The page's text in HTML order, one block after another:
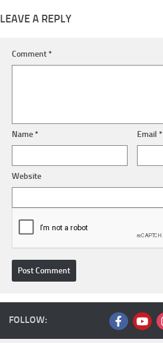
LEAVE A REPLY
Comment*
Name* Email*
Website
FOLLOW: